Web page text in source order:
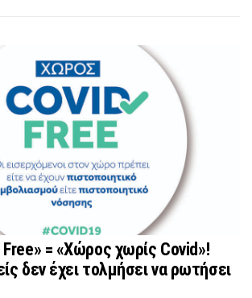
= «Χώρος χωρίς Covid»!
δεν έχει τολμήσει να ρωτήσει